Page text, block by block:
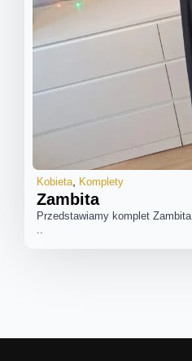
Kobieta Komplety
Zambita
Przedstawiamy komplet Zambita